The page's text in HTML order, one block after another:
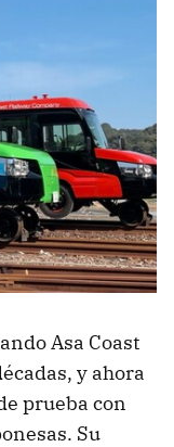
Asa Coast
y ahora
prueba con
Su